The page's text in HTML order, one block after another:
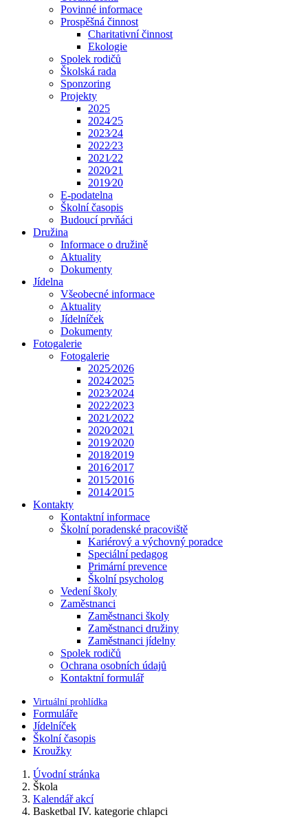
Povinné informace
Prospěšná činnost
Charitativní činnost
Ekologie
Spolek rodičů
Školská rada
Sponzoring
Projekty
2025
2024⁄25
2023⁄24
2022⁄23
2021⁄22
2020⁄21
2019⁄20
E-podatelna
Školní časopis
Budoucí prvňáci
Družina
Informace o družině
Aktuality
Dokumenty
Jídelna
Všeobecné informace
Aktuality
Jídelníček
Dokumenty
Fotogalerie
Fotogalerie
2025⁄2026
2024⁄2025
2023⁄2024
2022⁄2023
2021⁄2022
2020⁄2021
2019⁄2020
2018⁄2019
2016⁄2017
2015⁄2016
2014⁄2015
Kontakty
Kontaktní informace
Školní poradenské pracoviště
Kariérový a výchovný poradce
Speciální pedagog
Primární prevence
Školní psycholog
Vedení školy
Zaměstnanci
Zaměstnanci školy
Zaměstnanci družiny
Zaměstnanci jídelny
Spolek rodičů
Ochrana osobních údajů
Kontaktní formulář
Virtuální prohlídka
Formuláře
Jídelníček
Školní časopis
Kroužky
Úvodní stránka
Škola
Kalendář akcí
Basketbal IV. kategorie chlapci